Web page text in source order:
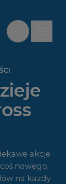
czego
akcje
nowego.
na każdy